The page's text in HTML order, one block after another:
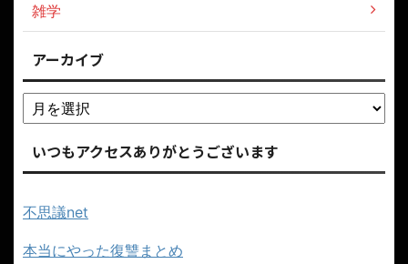
雑学
アーカイブ
いつもアクセスありがとうございます
不思議net
本当にやった復讐まとめ